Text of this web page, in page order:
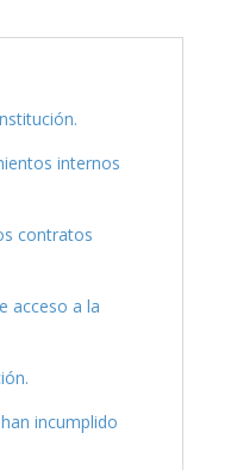
internos
contratos
acceso a la
incumplido